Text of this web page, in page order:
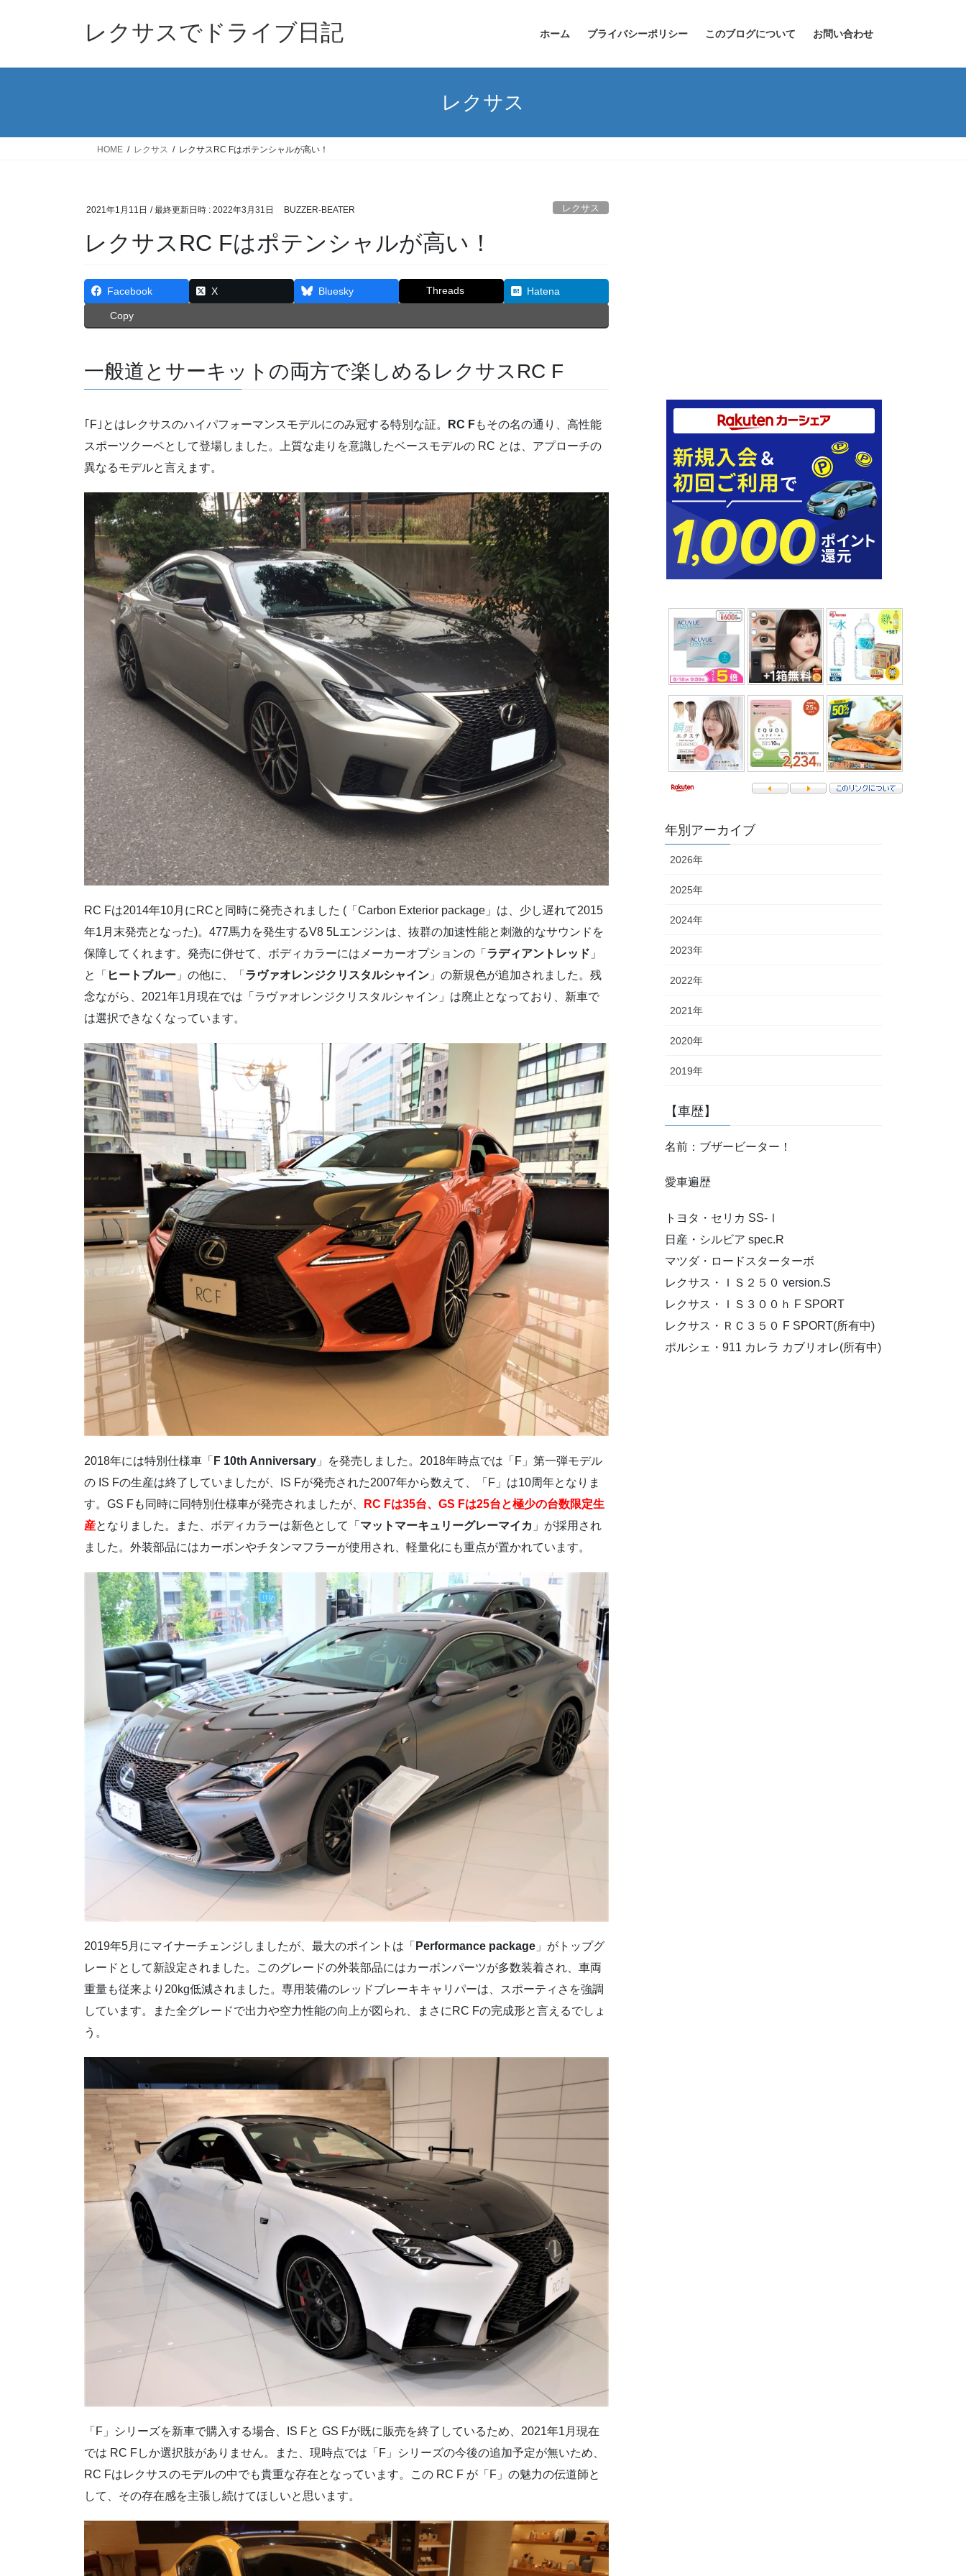
レクサスでドライブ日記 ホーム プライバシーポリシー このブログについて お問い合わせ
レクサス
HOME レクサス レクサスRC Fはポテンシャルが高い！
2021年1月11日 / 最終更新日時 : 2022年3月31日 BUZZER-BEATER レクサス
レクサスRC Fはポテンシャルが高い！
Facebook X Bluesky Threads Hatena
Copy
一般道とサーキットの両方で楽しめるレクサスRC F
｢F｣とはレクサスのハイパフォーマンスモデルにのみ冠する特別な証。 RC Fもその名の通り、高性能
スポーツクーペとして登場しました。上質な走りを意識したベースモデルの RC とは、アプローチの
異なるモデルと言えます。
RC Fは2014年10月にRCと同時に発売されました (「Carbon Exterior package」は、少し遅れて2015
年1月末発売となった)。477馬力を発生するV8 5Lエンジンは、抜群の加速性能と刺激的なサウンドを
保障してくれます。発売に併せて、ボディカラーにはメーカーオプションの「 ラディアントレッド 」
と「 ヒートブルー 」の他に、「 ラヴァオレンジクリスタルシャイン 」の新規色が追加されました。残
念ながら、2021年1月現在では「ラヴァオレンジクリスタルシャイン」は廃止となっており、新車で
は選択できなくなっています。
2018年には特別仕様車「 F 10th Anniversary 」を発売しました。2018年時点では「F」第一弾モデル
の IS Fの生産は終了していましたが、IS Fが発売された2007年から数えて、「F」は10周年となりま
す。GS Fも同時に同特別仕様車が発売されましたが、
RC Fは35台、GS Fは25台と極少の台数限定生
産となりました。また、ボディカラーは新色として「 マットマーキュリーグレーマイカ 」が採用され
ました。外装部品にはカーボンやチタンマフラーが使用され、軽量化にも重点が置かれています。
2019年5月にマイナーチェンジしましたが、最大のポイントは「 Performance package 」がトップグ
レードとして新設定されました。このグレードの外装部品にはカーボンパーツが多数装着され、車両
重量も従来より20kg低減されました。専用装備のレッドブレーキキャリパーは、スポーティさを強調
しています。また全グレードで出力や空力性能の向上が図られ、まさにRC Fの完成形と言えるでしょ
う。
「F」シリーズを新車で購入する場合、IS Fと GS Fが既に販売を終了しているため、2021年1月現在
では RC Fしか選択肢がありません。また、現時点では「F」シリーズの今後の追加予定が無いため、
RC Fはレクサスのモデルの中でも貴重な存在となっています。この RC F が「F」の魅力の伝道師と
して、その存在感を主張し続けてほしいと思います。
年別アーカイブ
2026年
2025年
2024年
2023年
2022年
2021年
2020年
2019年
【車歴】
名前：ブザービーター！
愛車遍歴
トヨタ・セリカ SS-Ⅰ
日産・シルビア spec.R
マツダ・ロードスターターボ
レクサス・ＩＳ２５０ version.S
レクサス・ＩＳ３００ｈ F SPORT
レクサス・ＲＣ３５０ F SPORT(所有中)
ポルシェ・911 カレラ カブリオレ(所有中)